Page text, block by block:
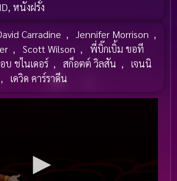
,หนังฝรั่ง
Carradine , Jennifer Morrison ,
, Scott Wilson ,
พี่บิ๊กเบิ้ม ขอที
บ ชไนเดอร์ , สก็อตต์ วิลสัน ,
เจนนิ
, เดวิด คาร์ราดีน